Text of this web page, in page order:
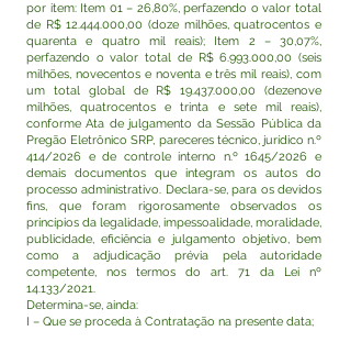
por item: Item 01 – 26,80%, perfazendo o valor total
de R$12.444.000,00 (doze milhões, quatrocentos e
quarenta e quatro mil reais); Item 2 – 30,07%,
perfazendo o valor total de R$6.993.000,00 (seis
milhões, novecentos e noventa e três mil reais), com
um total global de R$19.437.000,00 (dezenove
milhões, quatrocentos e trinta e sete mil reais),
conforme Ata de julgamento da Sessão Pública da
Pregão Eletrônico SRP, pareceres técnico, jurídico n.º
414/2026 e de controle interno n.º 1645/2026 e
demais documentos que integram os autos do
processo administrativo. Declara-se, para os devidos
fins, que foram rigorosamente observados os
princípios da legalidade, impessoalidade, moralidade,
publicidade, eficiência e julgamento objetivo, bem
como a adjudicação prévia pela autoridade
competente, nos termos do art. 71 da Lei nº
14.133/2021.
Determina-se, ainda:
I – Que se proceda à Contratação na presente data;